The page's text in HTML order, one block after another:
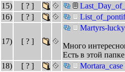
15)
[ ? ]
16)
[ ? ]
17) [ ? ]
Martyrs-lucky
Много
Есть в этой
18)
[ ? ] Mortara_case